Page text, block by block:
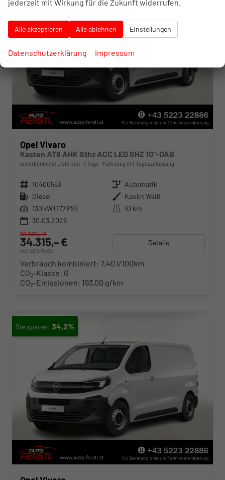
Opel Vivaro
Kasten AT8 AHK Sthz ACC LED SHZ 10"-DAB
unverbindliche Lieferzeit: 7 Tage Fahrzeug mit Tageszulassung
Fahrzeugnr. 10400563 Getriebe Automatik
Kraftstoff Diesel Außenfarbe Kaolin Weiß
Leistung 130 kW (177 PS) Kilometerstand 10 km
30.03.2026
34.315,– €
incl. 20% MwSt.
50.520,– €
Details
Verbrauch kombiniert: 7,40 l/100km
CO2-Klasse: G
CO2-Emissionen: 193,00 g/km
34,2%
jederzeit mit Wirkung für die Zukunft widerrufen.
Alle akzeptieren Alle ablehnen Einstellungen
Datenschutzerklärung Impressum